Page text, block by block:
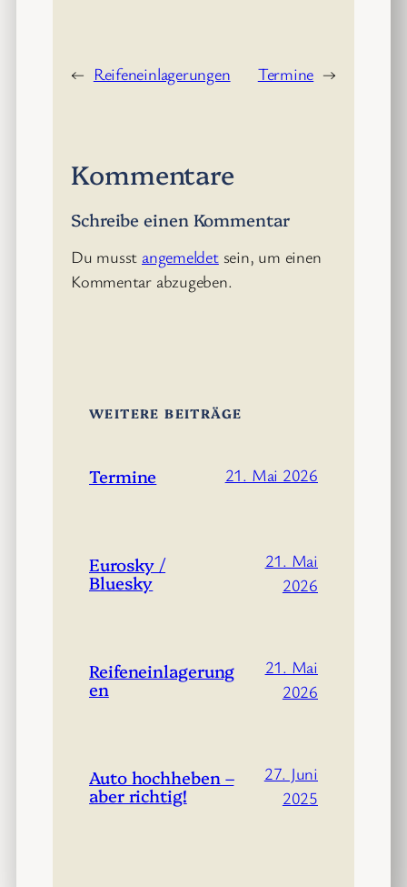
← Reifeneinlagerungen Termine →
Kommentare
Schreibe einen Kommentar
Du musst angemeldetsein, um einen
Kommentar abzugeben.
WEITERE BEITRÄGE
Termine 21. Mai 2026
Eurosky /
Bluesky
21. Mai
2026
Reifeneinlagerung
en
21. Mai
2026
Auto hochheben –
aber richtig!
27. Juni
2025